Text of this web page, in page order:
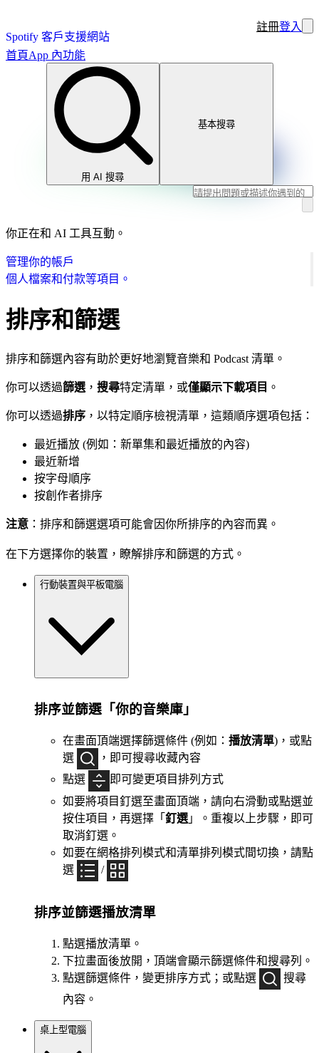
Spotify 客戶支援網站
註冊登入
首頁App 內功能
用 AI 搜尋
基本搜尋
你正在和 AI 工具互動。
管理你的帳戶
個人檔案和付款等項目。
排序和篩選
排序和篩選內容有助於更好地瀏覽音樂和 Podcast 清單。
你可以透過篩選 ， 搜尋特定清單，或僅顯示下載項目 。
你可以透過排序 ，以特定順序檢視清單，這類順序選項包括：
最近播放 (例如：新單集和最近播放的內容)
最近新增
按字母順序
按創作者排序
注意 ：排序和篩選選項可能會因你所排序的內容而異。
在下方選擇你的裝置，瞭解排序和篩選的方式。
行動裝置與平板電腦
排序並篩選「你的音樂庫」
在畫面頂端選擇篩選條件 (例如： 播放清單)，或點
選
，即可搜尋收藏內容
點選
即可變更項目排列方式
如要將項目釘選至畫面頂端，請向右滑動或點選並
按住項目，再選擇「 釘選 」。重複以上步驟，即可
取消釘選。
如要在網格排列模式和清單排列模式間切換，請點
選
/
排序並篩選播放清單
點選播放清單。
下拉畫面後放開，頂端會顯示篩選條件和搜尋列。
點選篩選條件，變更排序方式；或點選
搜尋
內容。
桌上型電腦